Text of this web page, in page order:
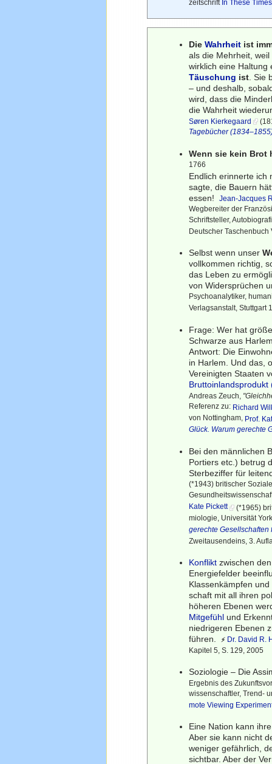
zeitschrift In These Times
DieWahrheit ist
als die Mehrheit,
wirklich eine
Täuschung ist .
– und deshalb,
wird, dass die
die Wahrheit
Søren Kierkegaard
Tagebücher
Wenn sie kein Brot
1766
Endlich erinnerte ich
sagte, die Bauern
essen!
Jean-Jacques
Wegbereiter der
Schriftsteller,
Deutscher
Selbst wenn unser
vollkommen richtig,
das Leben zu
von Widersprüchen
Psychoanalytiker,
Verlagsanstalt, Stuttgart
Frage: Wer hat
Schwarze aus
Antwort: Die
in Harlem. Und das,
Vereinigten Staaten
Bruttoinlandsprodukt
Andreas Zeuch,
Referenz zu: Richard
von Nottingham, Prof.
Glück. Warum gerechte
Bei den männlichen
Portiers etc.) betrug
Sterbeziffer für
(*1943) britischer
Kate Pickett
(*1965)
miologie, Universität
gerechte
Zweitausendeins, 3.
Konflikt zwischen
Energiefelder
Klassenkämpfen
schaft mit all ihren
höheren Ebenen
Mitgefühl und
niedrigeren Ebenen
führen.
⚡ Dr. David R.
Kapitel 5, S. 129, 2005
Soziologie – Die
Ergebnis des
wissenschaftler, Trend-
mote Viewing
Eine Nation kann
Aber sie kann nicht
weniger gefährlich,
sichtbar. Aber der